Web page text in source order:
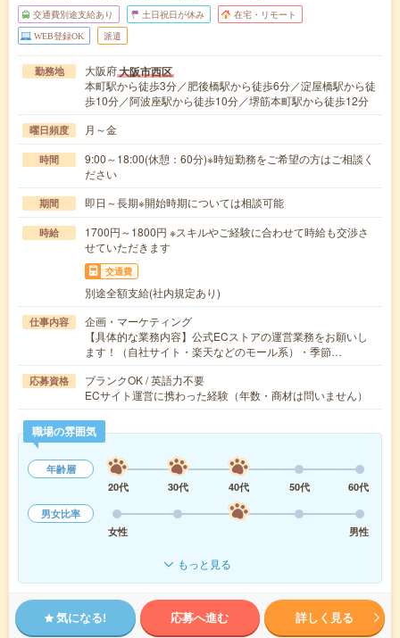
交通費別途支給あり 土日祝日が休み 在宅・リモート
WEB登録OK 派遣
勤務地 大阪府大阪市西区
本町駅から徒歩3分／肥後橋駅から徒歩6分／淀屋橋駅から徒
歩10分／阿波座駅から徒歩10分／堺筋本町駅から徒歩12分
曜日頻度 月～金
時間
9:00～18:00(休憩：60分)※時短勤務をご希望の方はご相談く
ださい
期間 即日～長期※開始時期については相談可能
時給
1700円～1800円 ※スキルやご経験に合わせて時給も交渉さ
せていただきます
交通費
別途全額支給(社内規定あり)
仕事内容
企画・マーケティング
【具体的な業務内容】公式ECストアの運営業務をお願いし
ます！（自社サイト・楽天などのモール系）・季節…
応募資格
ブランクOK / 英語力不要
ECサイト運営に携わった経験（年数・商材は問いません）
職場の雰囲気
年齢層
20代
30代 40代 50代
60代
男女比率
女性
男性
もっと見る
気になる! 応募へ進む 詳しく見る